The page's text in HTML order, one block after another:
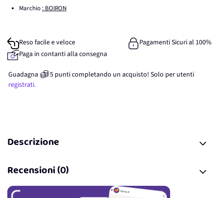
Marchio : BOIRON
Reso facile e veloce
Pagamenti Sicuri al 100%
Paga in contanti alla consegna
Guadagna 5 punticompletando un acquisto! Solo per utenti
registrati.
Descrizione
Recensioni (0)